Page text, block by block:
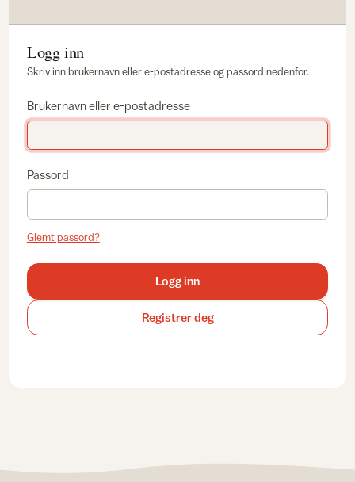
Logg inn
Skriv inn brukernavn eller e-postadresse og passord nedenfor.
Brukernavn eller e-postadresse
Passord
Glemt passord?
Logg inn
Registrer deg